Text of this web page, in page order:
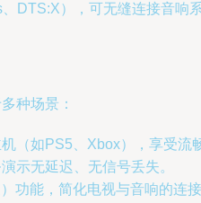
DTS:X），可无缝连接音
种场景：
（如PS5、Xbox），享受流
示无延迟、无信号丢失。
功能，简化电视与音响的连